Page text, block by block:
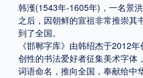
地区
中国大陆 中国港澳台
韩濩(1543年-1605年)，一名景
之后，因朝鲜的宣祖非常推崇其
到了全国。
《邯郸字库》由韩绍杰于2012
创性的书法爱好者征集美术字体
词语命名，推向全国，奉献给中